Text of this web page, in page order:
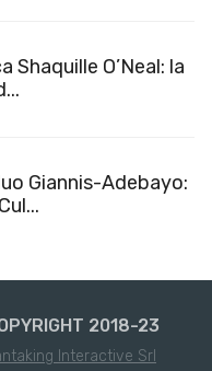
Shaquille O’Neal: la
Giannis-Adebayo:
2018-23
Interactive Srl